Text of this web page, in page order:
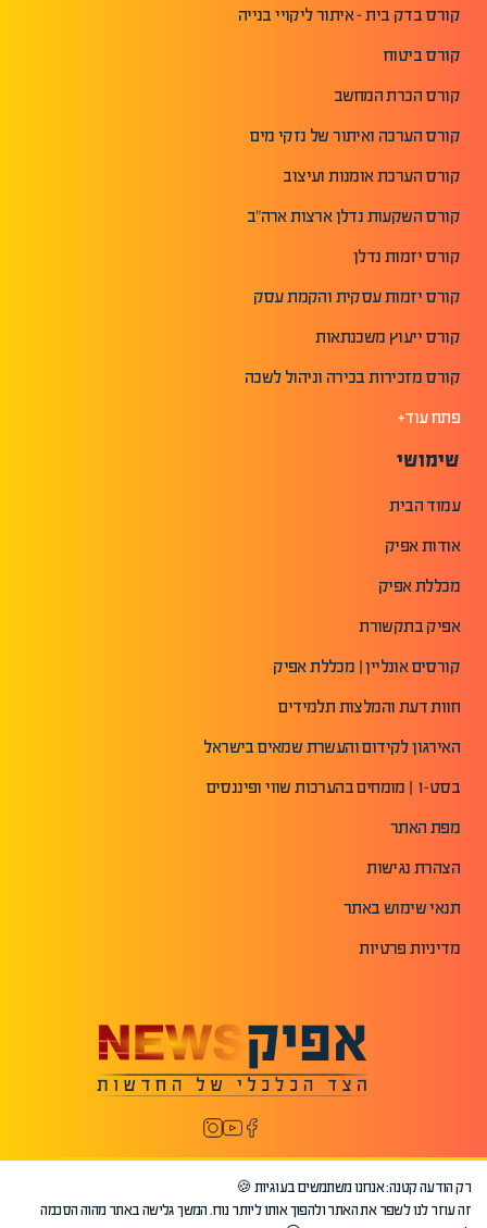
קורס בדק בית - איתור ליקויי בנייה
קורס ביטוח
קורס הכרת המחשב
קורס הערכה ואיתור של נזקי מים
קורס הערכת אומנות ועיצוב
קורס השקעות נדלן ארצות ארה"ב
קורס יזמות נדלן
קורס יזמות עסקית והקמת עסק
קורס ייעוץ משכנתאות
קורס מזכירות בכירה וניהול לשכה
פתח עוד+
שימושי
עמוד הבית
אודות אפיק
מכללת אפיק
אפיק בתקשורת
קורסים אונליין | מכללת אפיק
חוות דעת והמלצות תלמידים
האירגון לקידום והעשרת שמאים בישראל
בסט-1 | מומחים בהערכות שווי ופיננסים
מפת האתר
הצהרת נגישות
תנאי שימוש באתר
מדיניות פרטיות
רק הודעה קטנה: אנחנו משתמשים בעוגיות 🍪
זה עוזר לנו לשפר את האתר ולהפוך אותו ליותר נוח. המשך גלישה באתר מהוה הסכמה